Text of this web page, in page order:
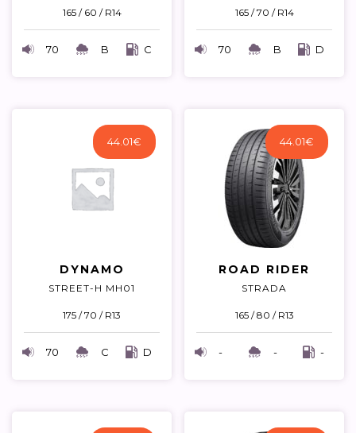
165 / 60 / R14
70 B C
165 / 70 / R14
70 B D
44.01€
DYNAMO
STREET-H MH01
175 / 70 / R13
70 C D
44.01€
ROAD RIDER
STRADA
165 / 80 / R13
- - -